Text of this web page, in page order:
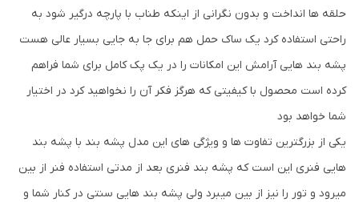
حلقه ها انداخت و بدون نگرانی از اینکه طناب با پارچه درگیر شود به
راحتی استفاده کرد یک ساک حمل هم برای جا به جایی بسیار عالی هست
پشه بند هایی آرامش این امکانات را در یک پک کامل برای شما فراهم
کرده است محصول با کیفیتی که هرگز فکر آن را نخواهید کرد در اختیار
شما خواهد بود
یکی از بزرگترین تفاوت ها و ویژگی های این مدل پشه بند با پشه بند
هایی فنری این است که پشه بند فنری بعد از مدتی استفاده فنر از بین
میرود و تور را نیز از بین میبرد ولی پشه بند هایی سنتی در کنار شما و